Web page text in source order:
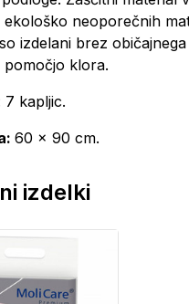
ekološko neoporečnih
izdelani brez
pomočjo klora.
7 kapljic.
60 x 90 cm.
izdelki